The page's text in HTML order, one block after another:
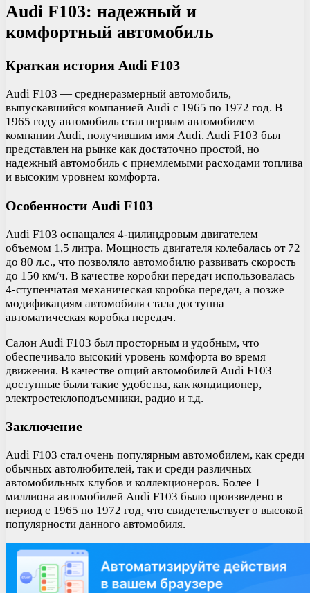
Audi F103: надежный и
комфортный автомобиль
Краткая история Audi F103
Audi F103 — среднеразмерный автомобиль,
выпускавшийся компанией Audi с 1965 по 1972 год. В
1965 году автомобиль стал первым автомобилем
компании Audi, получившим имя Audi. Audi F103 был
представлен на рынке как достаточно простой, но
надежный автомобиль с приемлемыми расходами топлива
и высоким уровнем комфорта.
Особенности Audi F103
Audi F103 оснащался 4-цилиндровым двигателем
объемом 1,5 литра. Мощность двигателя колебалась от 72
до 80 л.с., что позволяло автомобилю развивать скорость
до 150 км/ч. В качестве коробки передач использовалась
4-ступенчатая механическая коробка передач, а позже
модификациям автомобиля стала доступна
автоматическая коробка передач.
Салон Audi F103 был просторным и удобным, что
обеспечивало высокий уровень комфорта во время
движения. В качестве опций автомобилей Audi F103
доступные были такие удобства, как кондиционер,
электростеклоподъемники, радио и т.д.
Заключение
Audi F103 стал очень популярным автомобилем, как среди
обычных автолюбителей, так и среди различных
автомобильных клубов и коллекционеров. Более 1
миллиона автомобилей Audi F103 было произведено в
период с 1965 по 1972 год, что свидетельствует о высокой
популярности данного автомобиля.